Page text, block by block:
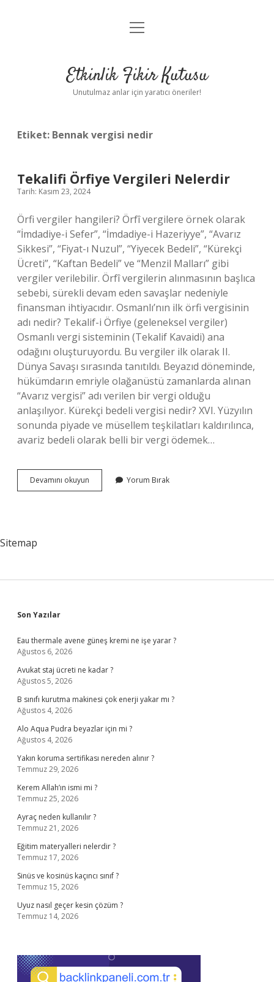
Anasayfa
Yasal Uyarı
menüyü
Etkinlik Fikir Kutusu
Unutulmaz anlar için yaratıcı öneriler!
Etiket: Bennak vergisi nedir
Tekalifi Örfiye Vergileri Nelerdir
Tarih: Kasım 23, 2024
Örfi vergiler hangileri? Örfî vergilere örnek olarak
“İmdadiye-i Sefer”, “İmdadiye-i Hazeriyye”, “Avarız
Sikkesi”, “Fiyat-ı Nuzul”, “Yiyecek Bedeli”, “Kürekçi
Ücreti”, “Kaftan Bedeli” ve “Menzil Malları” gibi
vergiler verilebilir. Örfî vergilerin alınmasının başlıca
sebebi, sürekli devam eden savaşlar nedeniyle
finansman ihtiyacıdır. Osmanlı’nın ilk örfi vergisinin
adı nedir? Tekalif-i Örfiye (geleneksel vergiler)
Osmanlı vergi sisteminin (Tekalif Kavaidi) ana
odağını oluşturuyordu. Bu vergiler ilk olarak II.
Dünya Savaşı sırasında tanıtıldı. Beyazıd döneminde,
hükümdarın emriyle olağanüstü zamanlarda alınan
“Avarız vergisi” adı verilen bir vergi olduğu
anlaşılıyor. Kürekçi bedeli vergisi nedir? XVI. Yüzyılın
sonunda piyade ve müsellem teşkilatları kaldırılınca,
avariz bedeli olarak belli bir vergi ödemek…
Devamını okuyun
Örfiye
Yorum Bırak
Sitemap
Sidebar
Son Yazılar
Eau thermale avene güneş kremi ne işe yarar ?
Ağustos 6, 2026
Avukat staj ücreti ne kadar ?
Ağustos 5, 2026
B sınıfı kurutma makinesi çok enerji yakar mı ?
Ağustos 4, 2026
Alo Aqua Pudra beyazlar için mi ?
Ağustos 4, 2026
Yakın koruma sertifikası nereden alınır ?
Temmuz 29, 2026
Kerem Allah’ın ismi mi ?
Temmuz 25, 2026
Ayraç neden kullanılır ?
Temmuz 21, 2026
Eğitim materyalleri nelerdir ?
Temmuz 17, 2026
Sinüs ve kosinüs kaçıncı sınıf ?
Temmuz 15, 2026
Uyuz nasıl geçer kesin çözüm ?
Temmuz 14, 2026